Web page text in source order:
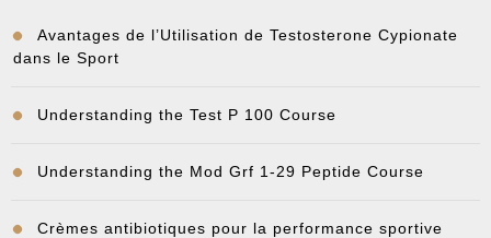
Avantages de l’Utilisation de Testosterone Cypionate
dans le Sport
Understanding the Test P 100 Course
Understanding the Mod Grf 1-29 Peptide Course
Crèmes antibiotiques pour la performance sportive